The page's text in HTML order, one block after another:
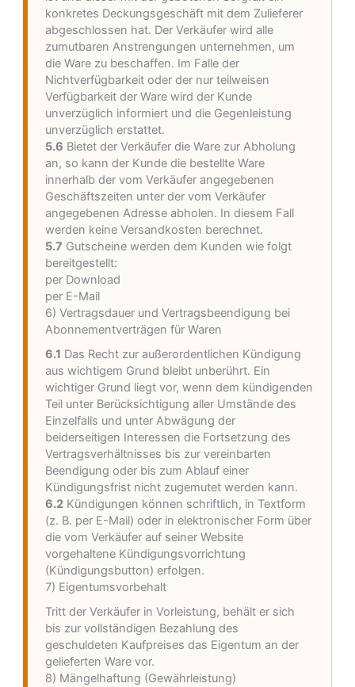
konkretes Deckungsgeschäft mit dem Zulieferer
abgeschlossen hat. Der Verkäufer wird alle
zumutbaren Anstrengungen unternehmen, um
die Ware zu beschaffen. Im Falle der
Nichtverfügbarkeit oder der nur teilweisen
Verfügbarkeit der Ware wird der Kunde
unverzüglich informiert und die Gegenleistung
unverzüglich erstattet.
5.6 Bietet der Verkäufer die Ware zur Abholung
an, so kann der Kunde die bestellte Ware
innerhalb der vom Verkäufer angegebenen
Geschäftszeiten unter der vom Verkäufer
angegebenen Adresse abholen. In diesem Fall
werden keine Versandkosten berechnet.
5.7 Gutscheine werden dem Kunden wie folgt
bereitgestellt:
per Download
per E-Mail
6) Vertragsdauer und Vertragsbeendigung bei
Abonnementverträgen für Waren
6.1 Das Recht zur außerordentlichen Kündigung
aus wichtigem Grund bleibt unberührt. Ein
wichtiger Grund liegt vor, wenn dem kündigenden
Teil unter Berücksichtigung aller Umstände des
Einzelfalls und unter Abwägung der
beiderseitigen Interessen die Fortsetzung des
Vertragsverhältnisses bis zur vereinbarten
Beendigung oder bis zum Ablauf einer
Kündigungsfrist nicht zugemutet werden kann.
6.2 Kündigungen können schriftlich, in Textform
(z. B. per E-Mail) oder in elektronischer Form über
die vom Verkäufer auf seiner Website
vorgehaltene Kündigungsvorrichtung
(Kündigungsbutton) erfolgen.
7) Eigentumsvorbehalt
Tritt der Verkäufer in Vorleistung, behält er sich
bis zur vollständigen Bezahlung des
geschuldeten Kaufpreises das Eigentum an der
gelieferten Ware vor.
8) Mängelhaftung (Gewährleistung)